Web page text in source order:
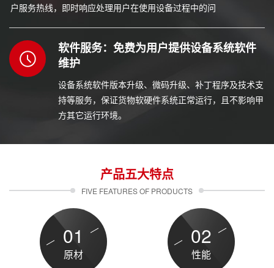
户服务热线，即时响应处理用户在使用设备过程中的问
软件服务：免费为用户提供设备系统软件
维护
设备系统软件版本升级、微码升级、补丁程序及技术支
持等服务，保证货物软硬件系统正常运行，且不影响甲
方其它运行环境。
产品五大特点
FIVE FEATURES OF PRODUCTS
01
原材
02
性能